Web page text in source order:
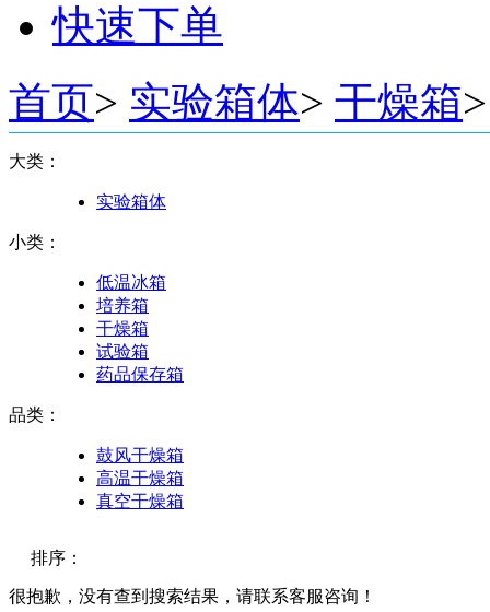
快速下单
首页> 实验箱体> 干燥箱>
大类：
实验箱体
小类：
低温冰箱
培养箱
干燥箱
试验箱
药品保存箱
品类：
鼓风干燥箱
高温干燥箱
真空干燥箱
排序：
很抱歉，没有查到搜索结果，请联系客服咨询！